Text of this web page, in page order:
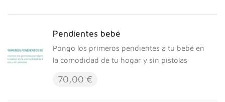
Pendientes bebé
Pongo los primeros pendientes a tu bebé en
la comodidad de tu hogar y sin pistolas
70,00 €